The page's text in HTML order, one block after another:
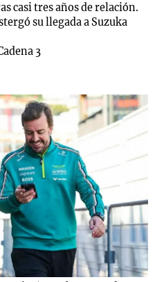
casi tres años de relación.
su llegada a Suzuka
3
Notas
La Sole en
Cadena 3